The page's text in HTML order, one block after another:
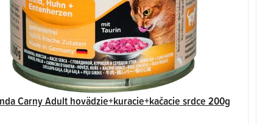
Carny Adult hovädzie+kuracie+kačacie srdce 200g